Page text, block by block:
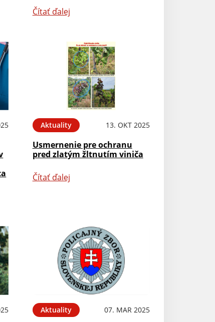
Čítať ďalej
Aktuality 13. OKT 2025
Usmernenie pre ochranu
pred zlatým žltnutím viniča
Čítať ďalej
Aktuality 07. MAR 2025